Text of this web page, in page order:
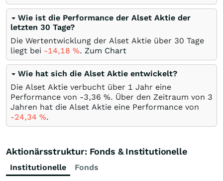
Wie ist die Performance der Alset Aktie der
letzten 30 Tage?
Die Wertentwicklung der Alset Aktie über 30 Tage
liegt bei -14,18 %. Zum Chart
Wie hat sich die Alset Aktie entwickelt?
Die Alset Aktie verbucht über 1 Jahr eine
Performance von -3,36 %. Über den Zeitraum von 3
Jahren hat die Alset Aktie eine Performance von
-24,34 %.
Aktionärsstruktur: Fonds & Institutionelle
Institutionelle
Fonds